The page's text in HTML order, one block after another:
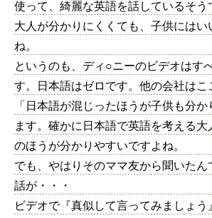
使って、綺麗な英語を話しているそう
大人が分かりにくくても、子供にはい
ね。
というのも、ディ○ニーのビデオはす
す。日本語はゼロです。他の会社はこ
「日本語が混じったほうが子供も分
ます。確かに日本語で英語を考える大
のほうが分かりやすいですよね。
でも、やはりそのママ友から聞いたん
話が・・・
ビデオで『真似して言ってみましょう